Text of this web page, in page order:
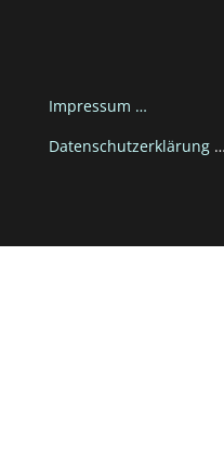
Impressum …
Datenschutzerklärung…